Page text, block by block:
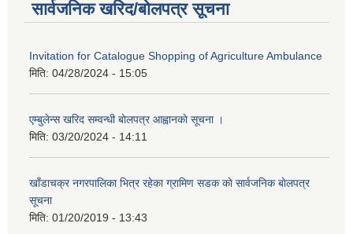
सार्वजनिक खरिद/बोलपत्र सूचना
Invitation for Catalogue Shopping of Agriculture Ambulance
मिति: 04/28/2024 - 15:05
एम्बुलेन्स खरिद सम्वन्धी बाेलपत्र आह्वानकाे सूचना ।
मिति: 03/20/2024 - 14:11
खाँडाचक्र नगरपालिका भित्र रहेका ग्रामिण सडक काे सार्वजनिक बाेलपत्र
सूचना
मिति: 01/20/2019 - 13:43